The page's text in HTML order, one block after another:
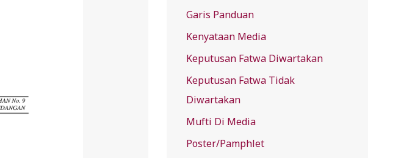
Garis Panduan
Kenyataan Media
Keputusan Fatwa Diwartakan
Keputusan Fatwa Tidak
Diwartakan
Mufti Di Media
Poster/Pamphlet